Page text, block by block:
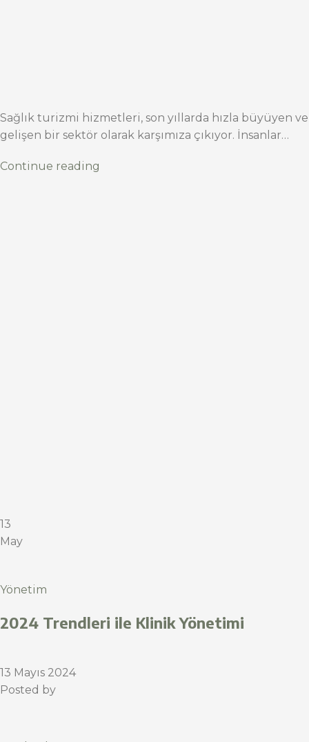
Sağlık turizmi hizmetleri, son yıllarda hızla büyüyen ve
gelişen bir sektör olarak karşımıza çıkıyor. İnsanlar…
Continue reading
13
May
Yönetim
2024 Trendleri ile Klinik Yönetimi
13 Mayıs 2024
Posted by